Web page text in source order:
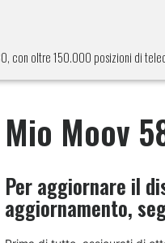
con oltre 150.000 posizioni di
Mio Moov
Per aggiornare il
aggiornamento,